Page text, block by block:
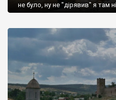
не було, ну не "дірявив" я там